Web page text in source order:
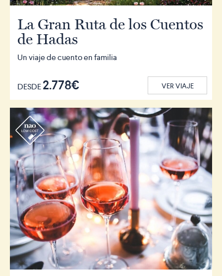
La Gran Ruta de los Cuentos
de Hadas
Un viaje de cuento en familia
DESDE2.778€ VER VIAJE
r